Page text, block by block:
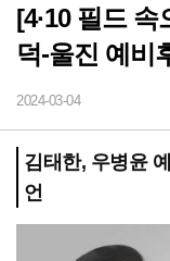
[4·10 필드
덕-울진 예비
2024-03-04
김태한, 우병윤
언